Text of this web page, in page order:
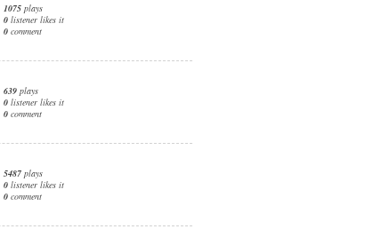
1075 plays
0 listener likes it
0 comment
639 plays
0 listener likes it
0 comment
5487 plays
0 listener likes it
0 comment